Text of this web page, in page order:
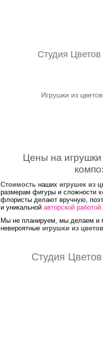
Студия Цветов
Игрушки из
Цены на игрушки
Стоимость наших игрушек из
размерам фигуры и сложности
флористы делают вручную,
и уникальной авторской работой
Мы не планируем, мы делаем и
невероятные игрушки из цветов
Студия